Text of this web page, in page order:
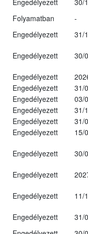
Engedélyezett
30/
Folyamatban
-
Engedélyezett
31/
Engedélyezett 30/
Engedélyezett
Engedélyezett
31/
Engedélyezett
03/
Engedélyezett
31/
Engedélyezett
31/
Engedélyezett
15/
Engedélyezett 30/
Engedélyezett
Engedélyezett 11/
Engedélyezett
31/